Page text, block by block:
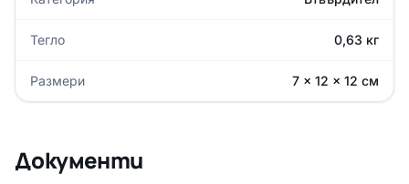
Тегло 0,63 кг
Размери 7 × 12 × 12 см
Документи